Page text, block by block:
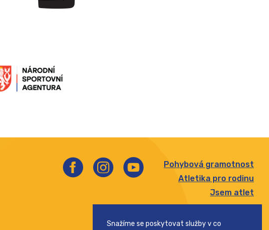
Pohybová gramotnost
Atletika pro rodinu
Jsem atlet
Snažíme se poskytovat služby v co